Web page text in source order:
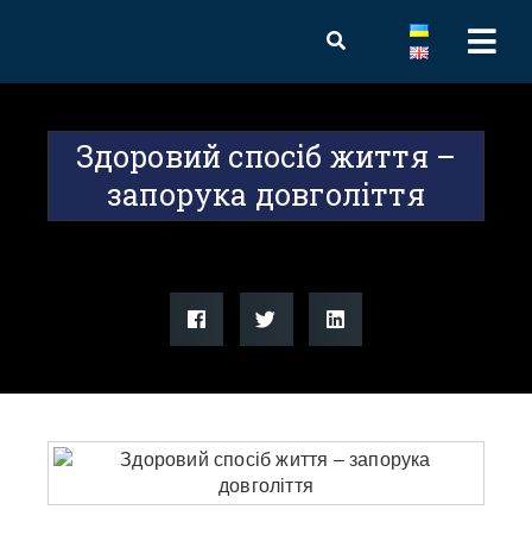
Здоровий спосіб життя –
запорука довголіття